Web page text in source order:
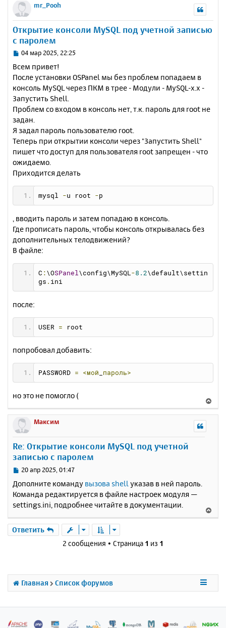
mr_Pooh
Открытие консоли MySQL под учетной записью
с паролем
С
о
б
щ
е
н
е
04 мар 2025, 22:25
Всем привет!
После установки OSPanel мы без проблем попадаем в
консоль MySQL через ПКМ в трее - Модули - MySQL-x.x -
Запустить Shell.
Проблем со входом в консоль нет, т.к. пароль для root не
задан.
Я задал пароль пользователю root.
Теперь при открытии консоли через "Запустить Shell"
пишет что доступ для пользователя root запрещен - что
ожидаемо.
Приходится делать
mysql -u root -p
, вводить пароль и затем попадаю в консоль.
Где прописать пароль, чтобы консоль открывалась без
дополнительных телодвижений?
В файле:
C : \OSPanel\config\MySQL-8.2\default\settin
gs . ini
после:
USER = root
попробовал добавить:
PASSWORD = <мой пароль>
но это не помогло (
е
Максим
Re: Открытие консоли MySQL под учетной
записью с паролем
С
о
б
щ
н
и
20 апр 2025, 01:47
Дополните команду вызова shellуказав в ней пароль.
Команда редактируется в файле настроек модуля —
settings.ini, подробнее читайте в документации.
е
с
н
ч
Ответить
2 сообщения • Страница 1 из 1
Главная Список форумов